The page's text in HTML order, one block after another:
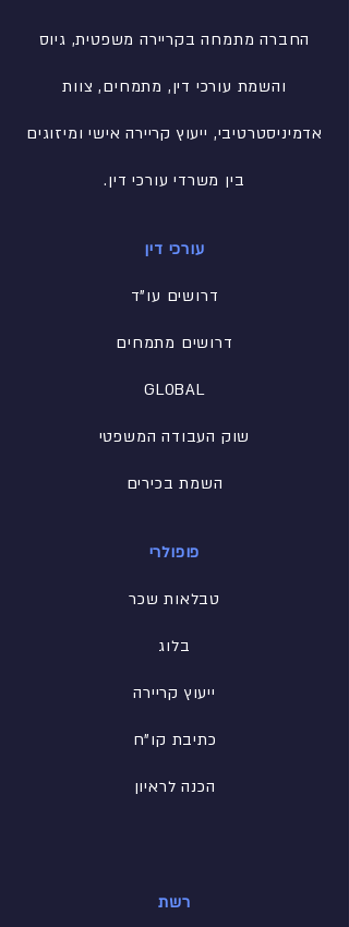
החברה מתמחה בקריירה משפטית, גיוס
והשמת עורכי דין, מתמחים, צוות
אדמיניסטרטיבי, ייעוץ קריירה אישי ומיזוגים
בין משרדי עורכי דין.
עורכי דין
דרושים עו"ד
דרושים מתמחים
GLOBAL
שוק העבודה המשפטי
השמת בכירים
פופולרי
טבלאות שכר
בלוג
ייעוץ קריירה
כתיבת קו"ח
הכנה לראיון
רשת